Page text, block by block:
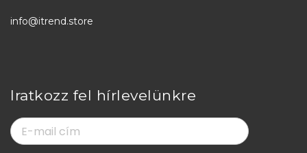
info@itrend.store
Iratkozz fel hírlevelünkre